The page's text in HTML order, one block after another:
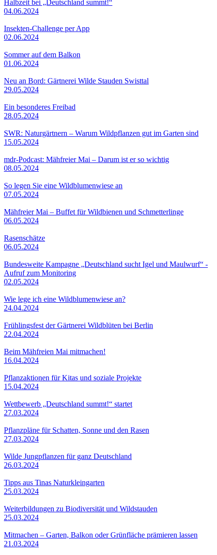
Halbzeit bei „Deutschland summt!“
04.06.2024
Insekten-Challenge per App
02.06.2024
Sommer auf dem Balkon
01.06.2024
Neu an Bord: Gärtnerei Wilde Stauden Swisttal
29.05.2024
Ein besonderes Freibad
28.05.2024
SWR: Naturgärtnern – Warum Wildpflanzen gut im Garten sind
15.05.2024
mdr-Podcast: Mähfreier Mai – Darum ist er so wichtig
08.05.2024
So legen Sie eine Wildblumenwiese an
07.05.2024
Mähfreier Mai – Buffet für Wildbienen und Schmetterlinge
06.05.2024
Rasenschätze
06.05.2024
Bundesweite Kampagne „Deutschland sucht Igel und Maulwurf“ -
Aufruf zum Monitoring
02.05.2024
Wie lege ich eine Wildblumenwiese an?
24.04.2024
Frühlingsfest der Gärtnerei Wildblüten bei Berlin
22.04.2024
Beim Mähfreien Mai mitmachen!
16.04.2024
Pflanzaktionen für Kitas und soziale Projekte
15.04.2024
Wettbewerb „Deutschland summt!“ startet
27.03.2024
Pflanzpläne für Schatten, Sonne und den Rasen
27.03.2024
Wilde Jungpflanzen für ganz Deutschland
26.03.2024
Tipps aus Tinas Naturkleingarten
25.03.2024
Weiterbildungen zu Biodiversität und Wildstauden
25.03.2024
Mitmachen – Garten, Balkon oder Grünfläche prämieren lassen
21.03.2024